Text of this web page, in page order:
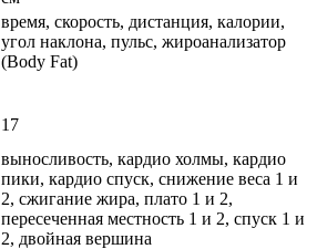
время, скорость, дистанция, калории,
угол наклона, пульс, жироанализатор
(Body Fat)
17
выносливость, кардио холмы, кардио
пики, кардио спуск, снижение веса 1 и
2, сжигание жира, плато 1 и 2,
пересеченная местность 1 и 2, спуск 1 и
2, двойная вершина